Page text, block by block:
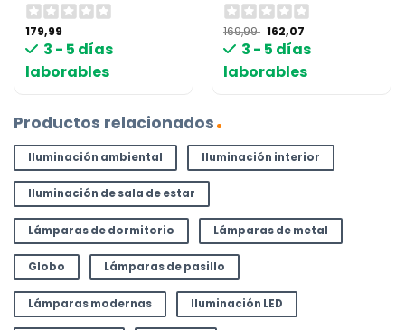
179,99
3 - 5 días
laborables
169,99 El
precio
original
era:
169,99 €.
162,07
actual
162,07 €.
3 - 5 días
laborables
Productos relacionados
Iluminación ambiental Iluminación interior
Iluminación de sala de estar
Lámparas de dormitorio Lámparas de metal
Globo Lámparas de pasillo
Lámparas modernas Iluminación LED